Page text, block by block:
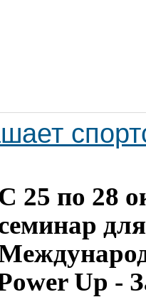
25 по 28
Up -